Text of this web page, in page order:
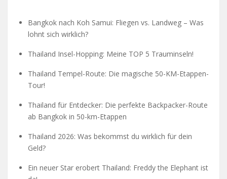
Bangkok nach Koh Samui: Fliegen vs. Landweg – Was
lohnt sich wirklich?
Thailand Insel-Hopping: Meine TOP 5 Trauminseln!
Thailand Tempel-Route: Die magische 50-KM-Etappen-
Tour!
Thailand für Entdecker: Die perfekte Backpacker-Route
ab Bangkok in 50-km-Etappen
Thailand 2026: Was bekommst du wirklich für dein
Geld?
Ein neuer Star erobert Thailand: Freddy the Elephant ist